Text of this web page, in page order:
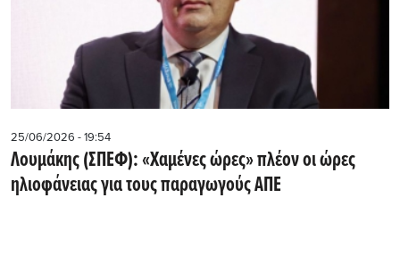
25/06/2026 - 19:54
Λουμάκης (ΣΠΕΦ): «Χαμένες ώρες» πλέον οι ώρες
ηλιοφάνειας για τους παραγωγούς ΑΠΕ